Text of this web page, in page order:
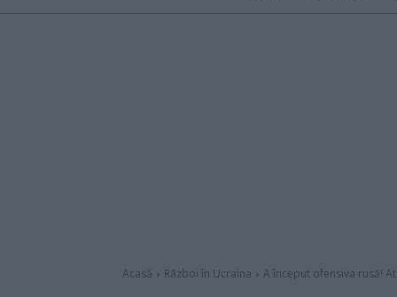
Acasă Război în Ucraina A început ofensiva rusă!